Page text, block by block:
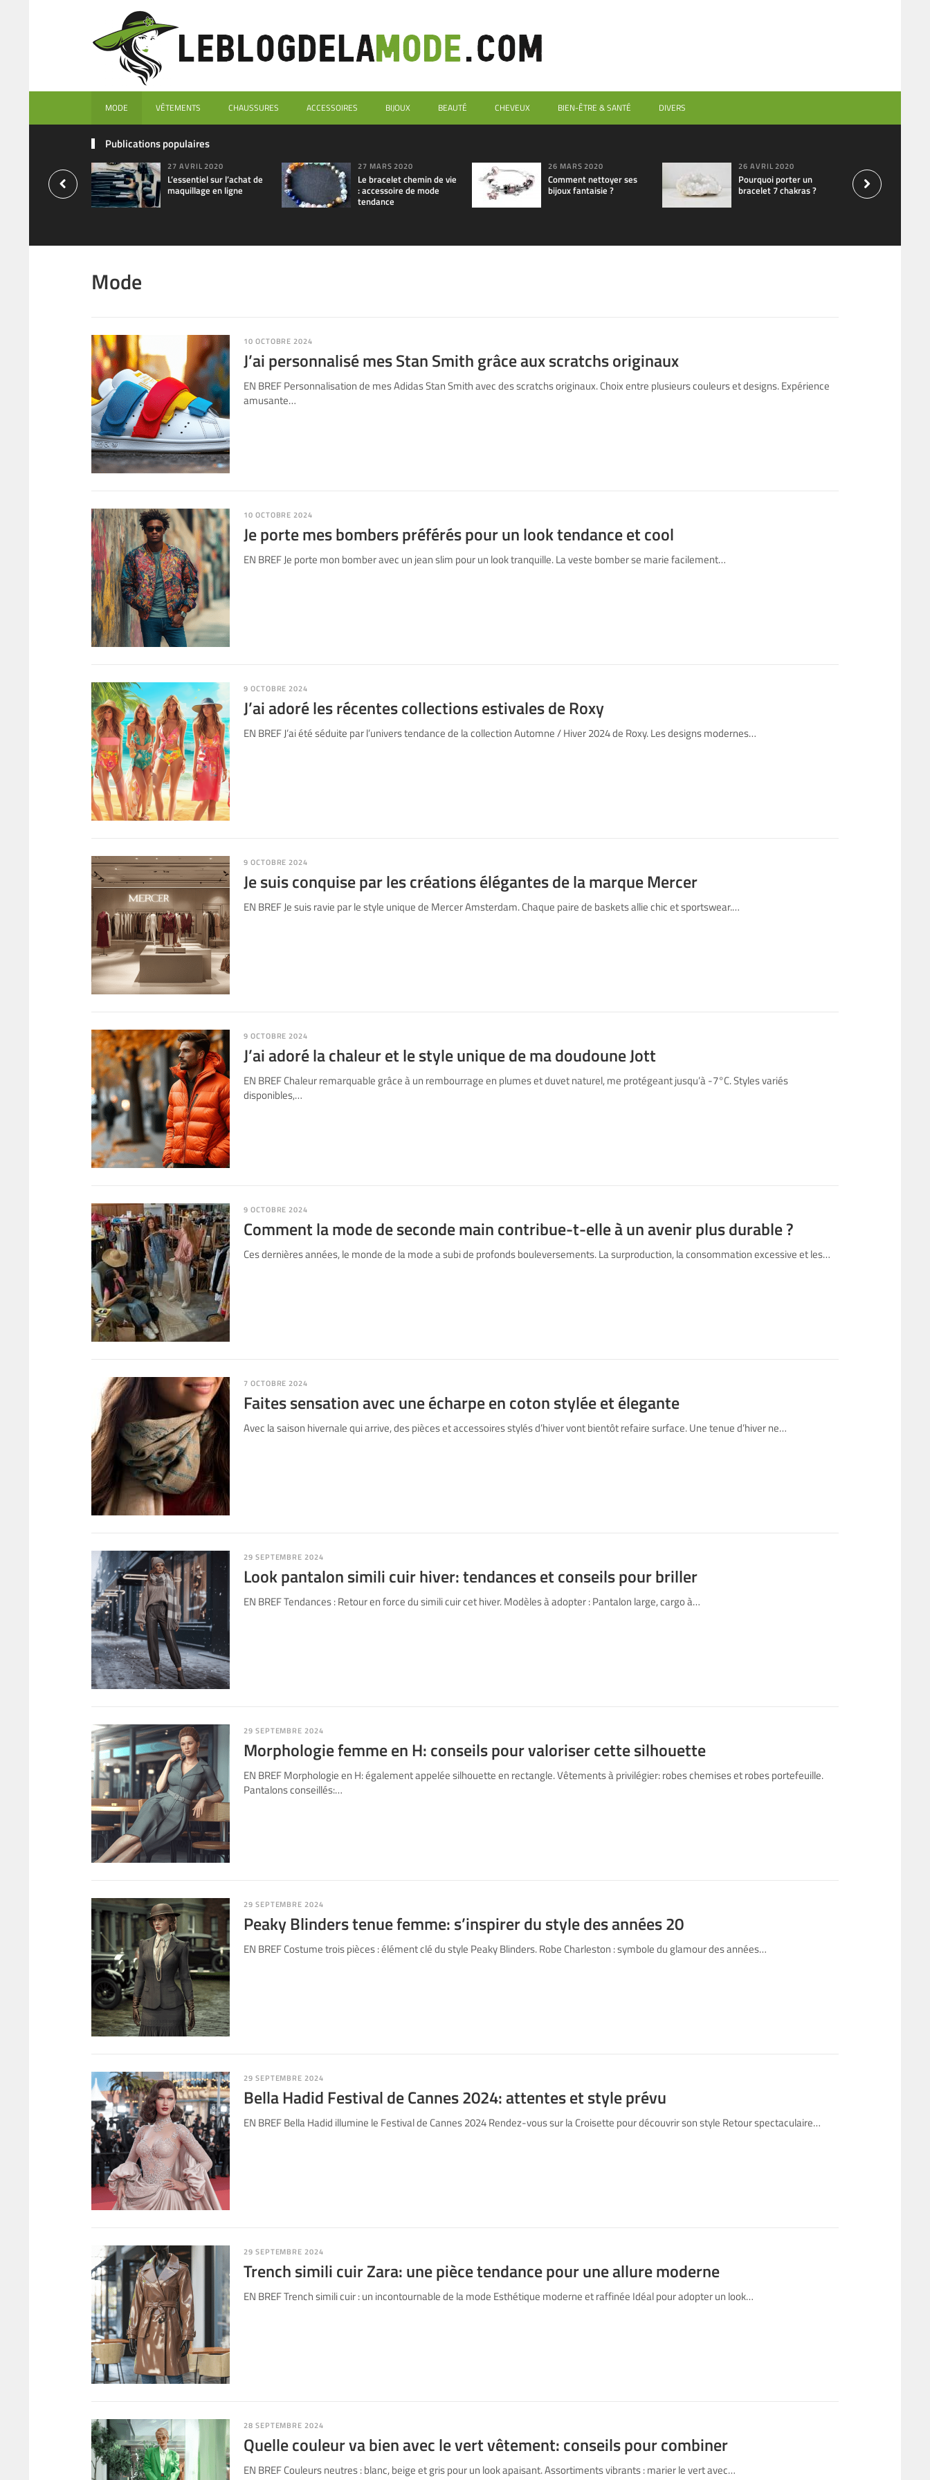
MODE VÊTEMENTS CHAUSSURES ACCESSOIRES BIJOUX BEAUTÉ CHEVEUX BIEN-ÊTRE & SANTÉ DIVERS
Publications populaires
27 AVRIL 2020
L’essentiel sur l’achat de
maquillage en ligne
27 MARS 2020
Le bracelet chemin de vie
: accessoire de mode
tendance
26 MARS 2020
Comment nettoyer ses
bijoux fantaisie ?
26 AVRIL 2020
Pourquoi porter un
bracelet 7 chakras ?
Mode
10 OCTOBRE 2024
J’ai personnalisé mes Stan Smith grâce aux scratchs originaux
EN BREF Personnalisation de mes Adidas Stan Smith avec des scratchs originaux. Choix entre plusieurs couleurs et designs. Expérience
amusante…
10 OCTOBRE 2024
Je porte mes bombers préférés pour un look tendance et cool
EN BREF Je porte mon bomber avec un jean slim pour un look tranquille. La veste bomber se marie facilement…
9 OCTOBRE 2024
J’ai adoré les récentes collections estivales de Roxy
EN BREF J’ai été séduite par l’univers tendance de la collection Automne / Hiver 2024 de Roxy. Les designs modernes…
9 OCTOBRE 2024
Je suis conquise par les créations élégantes de la marque Mercer
EN BREF Je suis ravie par le style unique de Mercer Amsterdam. Chaque paire de baskets allie chic et sportswear.…
9 OCTOBRE 2024
J’ai adoré la chaleur et le style unique de ma doudoune Jott
EN BREF Chaleur remarquable grâce à un rembourrage en plumes et duvet naturel, me protégeant jusqu’à -7°C. Styles variés
disponibles,…
9 OCTOBRE 2024
Comment la mode de seconde main contribue-t-elle à un avenir plus durable ?
Ces dernières années, le monde de la mode a subi de profonds bouleversements. La surproduction, la consommation excessive et les…
7 OCTOBRE 2024
Faites sensation avec une écharpe en coton stylée et élegante
Avec la saison hivernale qui arrive, des pièces et accessoires stylés d’hiver vont bientôt refaire surface. Une tenue d’hiver ne…
29 SEPTEMBRE 2024
Look pantalon simili cuir hiver: tendances et conseils pour briller
EN BREF Tendances : Retour en force du simili cuir cet hiver. Modèles à adopter : Pantalon large, cargo à…
29 SEPTEMBRE 2024
Morphologie femme en H: conseils pour valoriser cette silhouette
EN BREF Morphologie en H: également appelée silhouette en rectangle. Vêtements à privilégier: robes chemises et robes portefeuille.
Pantalons conseillés:…
29 SEPTEMBRE 2024
Peaky Blinders tenue femme: s’inspirer du style des années 20
EN BREF Costume trois pièces : élément clé du style Peaky Blinders. Robe Charleston : symbole du glamour des années…
29 SEPTEMBRE 2024
Bella Hadid Festival de Cannes 2024: attentes et style prévu
EN BREF Bella Hadid illumine le Festival de Cannes 2024 Rendez-vous sur la Croisette pour découvrir son style Retour spectaculaire…
29 SEPTEMBRE 2024
Trench simili cuir Zara: une pièce tendance pour une allure moderne
EN BREF Trench simili cuir : un incontournable de la mode Esthétique moderne et raffinée Idéal pour adopter un look…
28 SEPTEMBRE 2024
Quelle couleur va bien avec le vert vêtement: conseils pour combiner
EN BREF Couleurs neutres : blanc, beige et gris pour un look apaisant. Assortiments vibrants : marier le vert avec…